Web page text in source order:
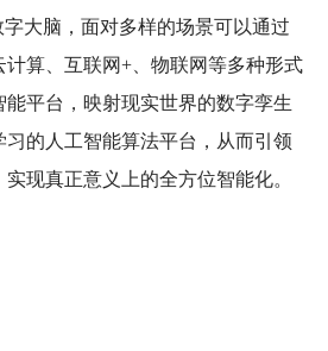
字大脑，面对多样的场景可以通过
计算、互联网+、物联网等多种形式
平台，映射现实世界的数字孪生
的人工智能算法平台，从而引领
现真正意义上的全方位智能化。